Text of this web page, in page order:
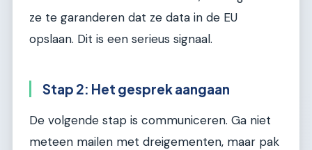
ze te garanderen dat ze data in de EU
opslaan. Dit is een serieus signaal.
Stap 2: Het gesprek aangaan
De volgende stap is communiceren. Ga niet
meteen mailen met dreigementen, maar pak